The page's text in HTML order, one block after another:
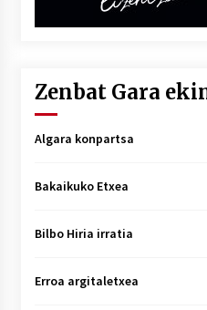
Zenbat Gara
Algara konpartsa
Bakaikuko Etxea
Bilbo Hiria irratia
Erroa argitaletxea